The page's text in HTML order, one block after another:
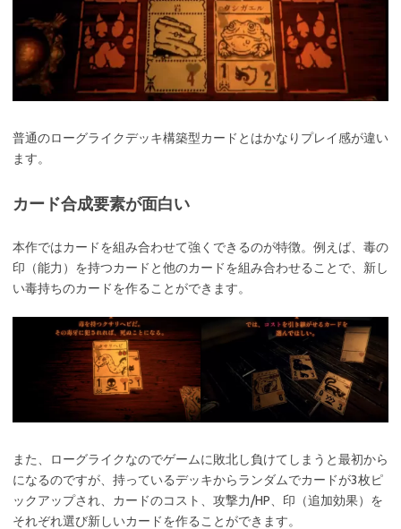
普通のローグライクデッキ構築型カードとはかなりプレイ感が違い
ます。
カード合成要素が面白い
本作ではカードを組み合わせて強くできるのが特徴。例えば、毒の
印（能力）を持つカードと他のカードを組み合わせることで、新し
い毒持ちのカードを作ることができます。
また、ローグライクなのでゲームに敗北し負けてしまうと最初から
になるのですが、持っているデッキからランダムでカードが3枚ピ
ックアップされ、カードのコスト、攻撃力/HP、印（追加効果）を
それぞれ選び新しいカードを作ることができます。